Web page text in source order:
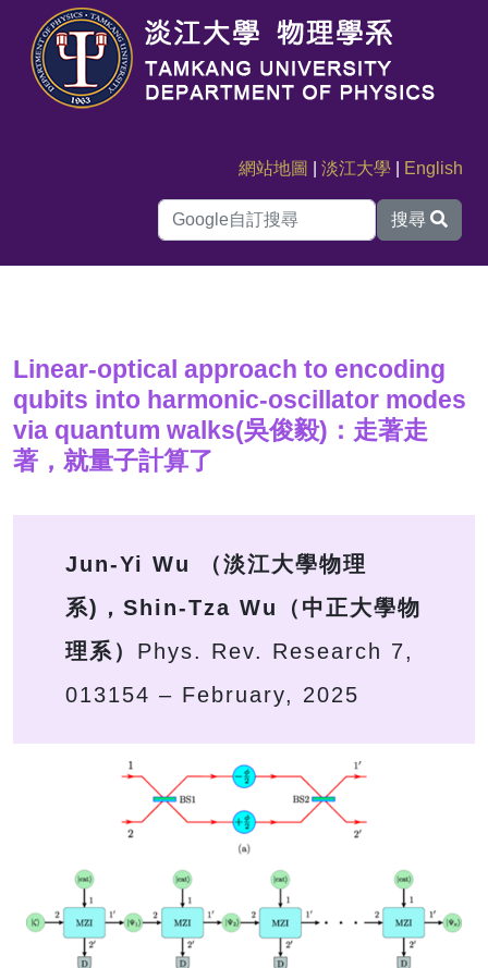
網站地圖 |淡江大學 English
搜尋
Linear-optical approach to encoding
qubits into harmonic-oscillator modes
via quantum walks(吳俊毅)：走著走
著，就量子計算了
Jun-Yi Wu （淡江大學物理
系)，Shin-Tza Wu（中正大學物
理系） Phys. Rev. Research 7,
013154 – February, 2025